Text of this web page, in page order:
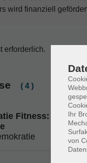
wird finanziell
erforderlich.
( 4 )
Fitness:
Ihr
von